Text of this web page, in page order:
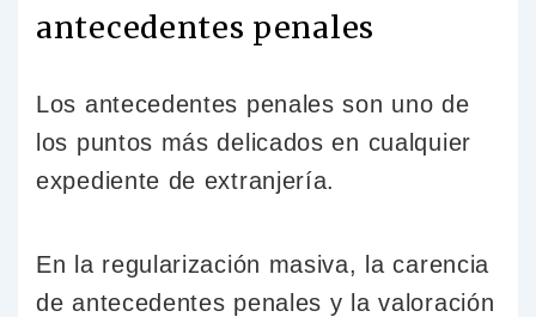
antecedentes penales
Los antecedentes penales son uno de
los puntos más delicados en cualquier
expediente de extranjería.
En la regularización masiva, la carencia
de antecedentes penales y la valoración